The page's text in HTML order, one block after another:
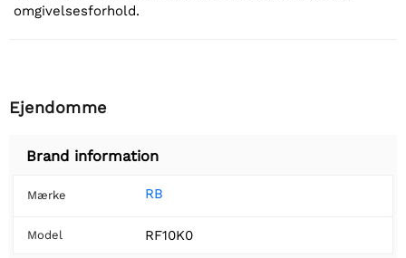
omgivelsesforhold.
Ejendomme
Brand information
Mærke RB
Model RF10K0